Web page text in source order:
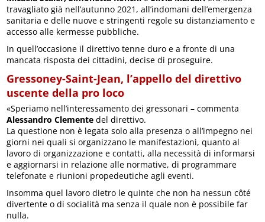
travagliato già nell’autunno 2021, all’indomani dell’emergenza
sanitaria e delle nuove e stringenti regole su distanziamento e
accesso alle kermesse pubbliche.
In quell’occasione il direttivo tenne duro e a fronte di una
mancata risposta dei cittadini, decise di proseguire.
Gressoney-Saint-Jean, l’appello del direttivo
uscente della pro loco
«Speriamo nell’interessamento dei gressonari – commenta
Alessandro Clemente del direttivo.
La questione non è legata solo alla presenza o all’impegno nei
giorni nei quali si organizzano le manifestazioni, quanto al
lavoro di organizzazione e contatti, alla necessità di informarsi
e aggiornarsi in relazione alle normative, di programmare
telefonate e riunioni propedeutiche agli eventi.
Insomma quel lavoro dietro le quinte che non ha nessun côté
divertente o di socialità ma senza il quale non è possibile far
nulla.